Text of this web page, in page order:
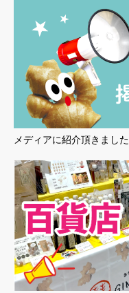
メディアに紹介頂きました